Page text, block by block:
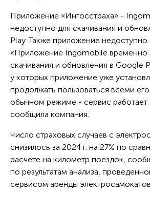
Приложение «Ингосстраха» -
недоступно для скачивания и
Play. Также приложение недоступно
«Приложение Ingomobile временно
скачивания и обновления в Google
у которых приложение уже
продолжать пользоваться всеми
обычном режиме - сервис работает
сообщила компания.
Число страховых случаев с
снизилось за 2024 г. на 27% по
расчете на километр поездок,
по результатам анализа,
сервисом аренды